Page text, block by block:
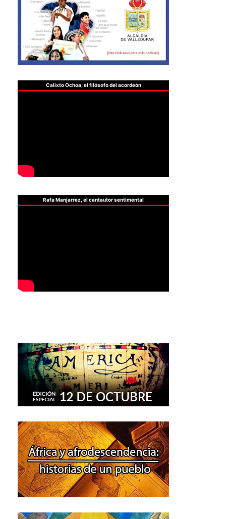
Calixto Ochoa, el filósofo del acordeón
Rafa Manjarrez, el cantautor sentimental